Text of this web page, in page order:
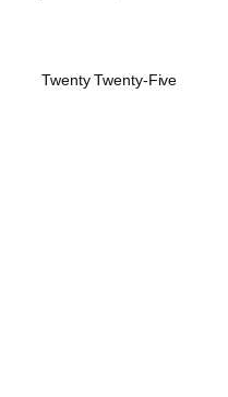
Twenty Twenty-Five